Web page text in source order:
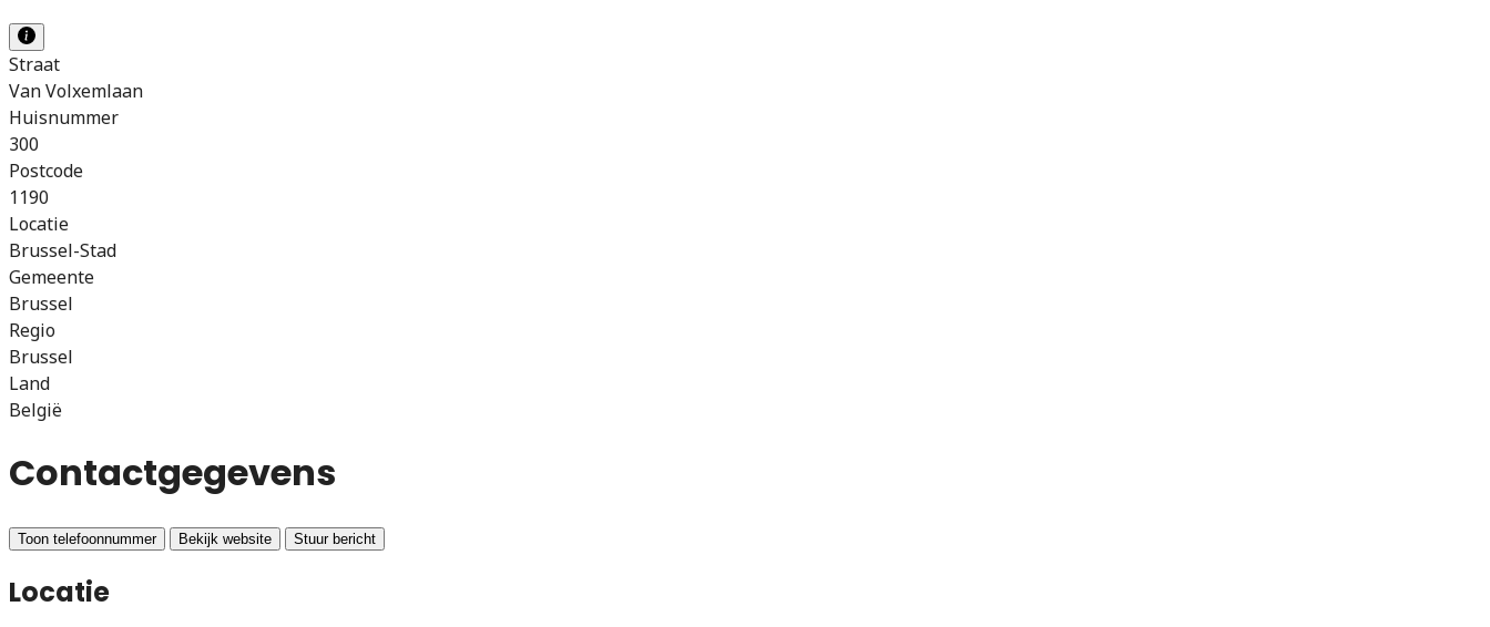
Straat
Van Volxemlaan
Huisnummer
300
Postcode
1190
Locatie
Brussel-Stad
Gemeente
Brussel
Regio
Brussel
Land
België
Contactgegevens
Toon telefoonnummer Bekijk website Stuur bericht
Locatie